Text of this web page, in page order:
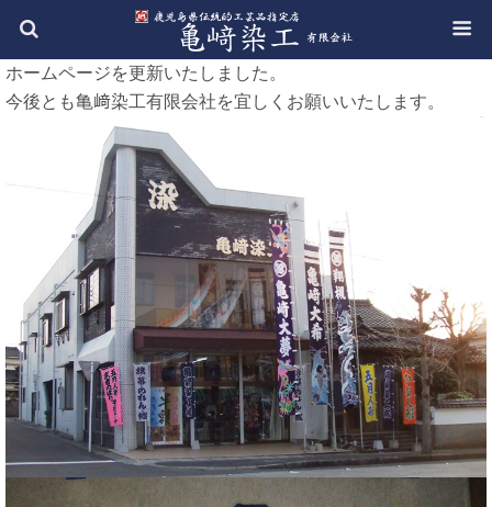
ホームページを更新いたしました。
今後とも亀﨑染工有限会社を宜しくお願いいたします。